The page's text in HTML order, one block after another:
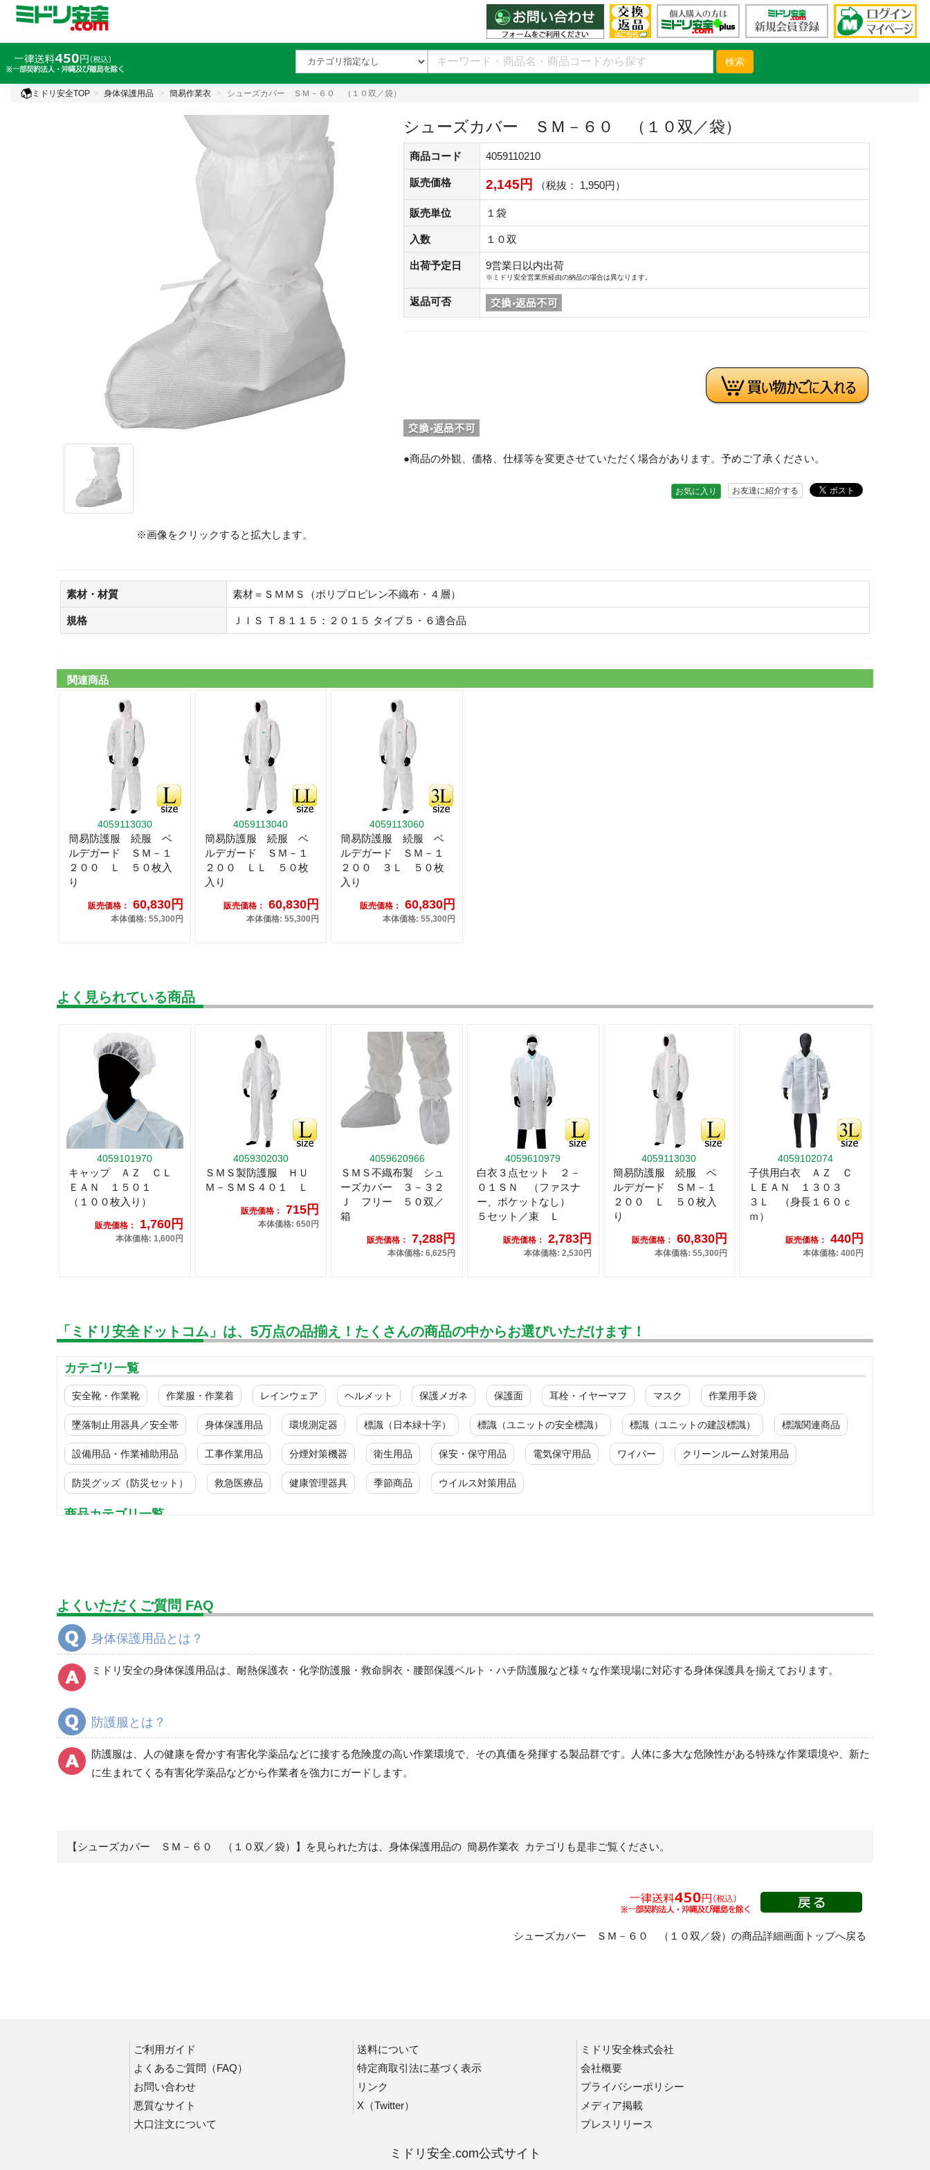
検索
ミドリ安全TOP 身体保護用品 簡易作業衣 シューズカバー ＳＭ－６０ （１０双／袋）
※画像をクリックすると拡大します。
シューズカバー ＳＭ－６０ （１０双／袋）
商品コード 4059110210
販売価格 2,145円 （税抜： 1,950円）
販売単位 １袋
入数 １０双
出荷予定日 9営業日以内出荷
※ミドリ安全営業所経由の納品の場合は異なります。
返品可否
●商品の外観、価格、仕様等を変更させていただく場合があります。予めご了承ください。
お友達に紹介する
お気に入り
素材・材質 素材＝ＳＭＭＳ（ポリプロピレン不織布・４層）
規格 ＪＩＳ Ｔ８１１５：２０１５ タイプ５・６適合品
関連商品
4059113030
簡易防護服 続服 ベ
ルデガード ＳＭ－１
２００ Ｌ ５０枚入
り
販売価格： 60,830円
本体価格: 55,300円
4059113040
簡易防護服 続服 ベ
ルデガード ＳＭ－１
２００ ＬＬ ５０枚
入り
販売価格： 60,830円
本体価格: 55,300円
4059113060
簡易防護服 続服 ベ
ルデガード ＳＭ－１
２００ ３Ｌ ５０枚
入り
販売価格： 60,830円
本体価格: 55,300円
よく見られている商品
4059101970
キャップ ＡＺ ＣＬ
ＥＡＮ １５０１
（１００枚入り）
販売価格： 1,760円
本体価格: 1,600円
4059302030
ＳＭＳ製防護服 ＨＵ
Ｍ－ＳＭＳ４０１ Ｌ
販売価格： 715円
本体価格: 650円
4059620966
ＳＭＳ不織布製 シュ
ーズカバー ３－３２
Ｊ フリー ５０双／
箱
販売価格： 7,288円
本体価格: 6,625円
4059610979
白衣３点セット ２－
０１ＳＮ （ファスナ
ー、ポケットなし）
５セット／束 Ｌ
販売価格： 2,783円
本体価格: 2,530円
4059113030
簡易防護服 続服 ベ
ルデガード ＳＭ－１
２００ Ｌ ５０枚入
り
販売価格： 60,830円
本体価格: 55,300円
4059102074
子供用白衣 ＡＺ Ｃ
ＬＥＡＮ １３０３
３Ｌ （身長１６０ｃ
ｍ）
販売価格： 440円
本体価格: 400円
「ミドリ安全ドットコム」は、5万点の品揃え！たくさんの商品の中からお選びいただけます！
カテゴリ一覧
安全靴・作業靴 作業服・作業着 レインウェア ヘルメット 保護メガネ 保護面 耳栓・イヤーマフ マスク 作業用手袋
墜落制止用器具／安全帯 身体保護用品 環境測定器 標識（日本緑十字） 標識（ユニットの安全標識） 標識（ユニットの建設標識） 標識関連商品
設備用品・作業補助用品 工事作業用品 分煙対策機器 衛生用品 保安・保守用品 電気保守用品 ワイパー クリーンルーム対策用品
防災グッズ（防災セット） 救急医療品 健康管理器具 季節商品 ウイルス対策用品
商品カテゴリ一覧
カバー・プロテクター
頭巾・腹部
脚絆
よくいただくご質問 FAQ
身体保護用品とは？
ミドリ安全の身体保護用品は、耐熱保護衣・化学防護服・救命胴衣・腰部保護ベルト・ハチ防護服など様々な作業現場に対応する身体保護具を揃えております。
防護服とは？
防護服は、人の健康を脅かす有害化学薬品などに接する危険度の高い作業環境で、その真価を発揮する製品群です。人体に多大な危険性がある特殊な作業環境や、新た
に生まれてくる有害化学薬品などから作業者を強力にガードします。
【シューズカバー ＳＭ－６０ （１０双／袋）】を見られた方は、身体保護用品の 簡易作業衣 カテゴリも是非ご覧ください。
シューズカバー ＳＭ－６０ （１０双／袋）の商品詳細画面トップへ戻る
ご利用ガイド
よくあるご質問（FAQ）
お問い合わせ
悪質なサイト
大口注文について
送料について
特定商取引法に基づく表示
リンク
X（Twitter）
ミドリ安全株式会社
会社概要
プライバシーポリシー
メディア掲載
プレスリリース
ミドリ安全.com公式サイト